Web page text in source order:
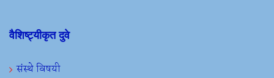
वैशिष्ट्यीकृत दुवे
संस्थे विषयी